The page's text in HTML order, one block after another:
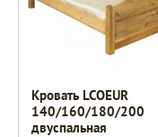
Кровать LCOEUR
140/160/180/200
двуспальная